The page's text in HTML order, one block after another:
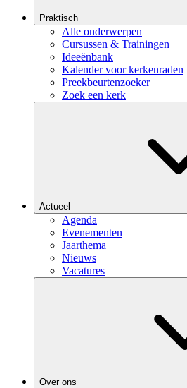
Praktisch
Alle onderwerpen
Cursussen & Trainingen
Ideeënbank
Kalender voor kerkenraden
Preekbeurtenzoeker
Zoek een kerk
Actueel
Agenda
Evenementen
Jaarthema
Nieuws
Vacatures
Over ons